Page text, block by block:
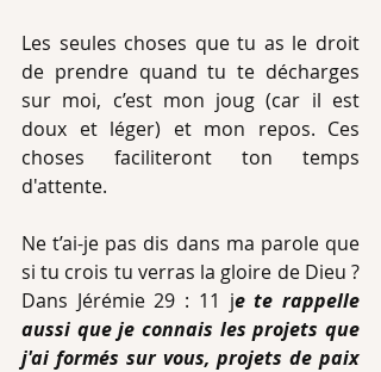
Les seules choses que tu as le droit
de prendre quand tu te décharges
sur moi, c’est mon joug (car il est
doux et léger) et mon repos. Ces
choses faciliteront ton temps
d'attente.
Ne t’ai-je pas dis dans ma parole que
si tu crois tu verras la gloire de Dieu ?
Dans Jérémie 29 : 11 je te rappelle
aussi que je connais les projets que
j'ai formés sur vous, projets de paix